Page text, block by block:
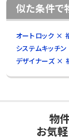
似た条件で
オートロック ×
システムキッチ
デザイナーズ ×
物
お気